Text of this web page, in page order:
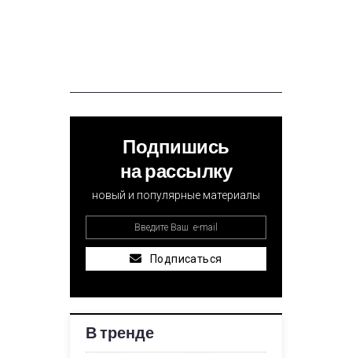
Подпишись
на рассылку
новый и популярные материалы
Подписаться
В тренде